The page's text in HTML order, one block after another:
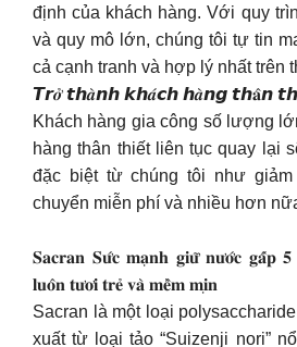
định của khách hàng. Với quy
và quy mô lớn, chúng tôi tự tin
cả cạnh tranh và hợp lý nhất trên
𝙏𝙧𝒐̛̉ 𝙩𝙝𝒂̀𝙣𝙝 𝙠𝙝𝒂́𝙘𝙝 𝙝𝒂̀𝙣𝙜 𝙩𝙝𝐚̂𝙣
Khách hàng gia công số lượng
hàng thân thiết liên tục quay lại
đặc biệt từ chúng tôi như
chuyển miễn phí và nhiều hơn
𝐒𝐚𝐜𝐫𝐚𝐧 𝐒𝐮̛́𝐜 𝐦𝐚̣𝐧𝐡 𝐠𝐢𝐮̛̃ 𝐧𝐮̛𝐨̛́𝐜 𝐠𝐚̂́𝐩
𝐥𝐮𝐨̂𝐧 𝐭𝐮̛𝐨̛𝐢 𝐭𝐫𝐞̉ 𝐯𝐚̀ 𝐦𝐞̂̀𝐦 𝐦𝐢̣𝐧
Sacran là một loại
xuất từ loại tảo “Suizenji nori”